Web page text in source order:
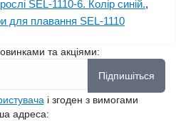
SEL-1110-6. Колір синій.,
для плавання SEL-1110
та акціями:
Підпишіться
і згоден з вимогами
адреса: